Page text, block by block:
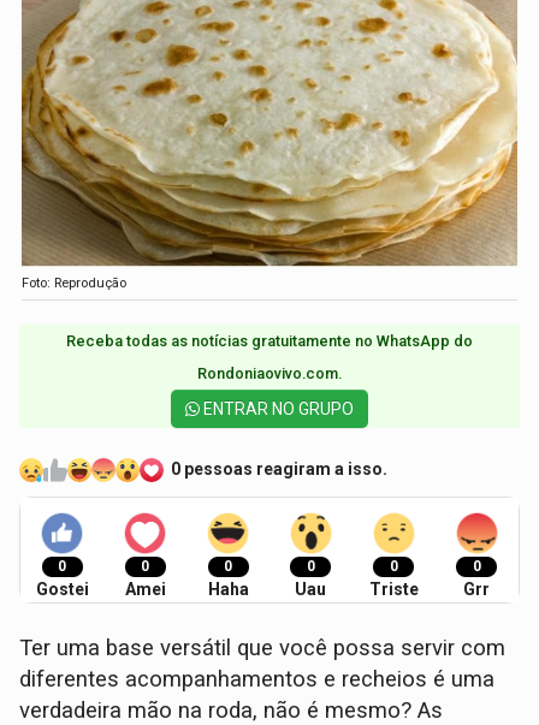
Foto: Reprodução
Receba todas as notícias gratuitamente no WhatsApp do
Rondoniaovivo.com.​
ENTRAR NO GRUPO
0 pessoas reagiram a isso.
0
Gostei
0
Amei
0
Haha
0
Uau
0
Triste
0
Grr
Ter uma base versátil que você possa servir com
diferentes acompanhamentos e recheios é uma
verdadeira mão na roda, não é mesmo? As